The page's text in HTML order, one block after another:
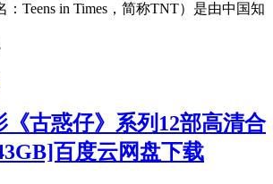
Teens in Times，简称TNT）是由中国知
《古惑仔》系列12部高清合
百度云网盘下载